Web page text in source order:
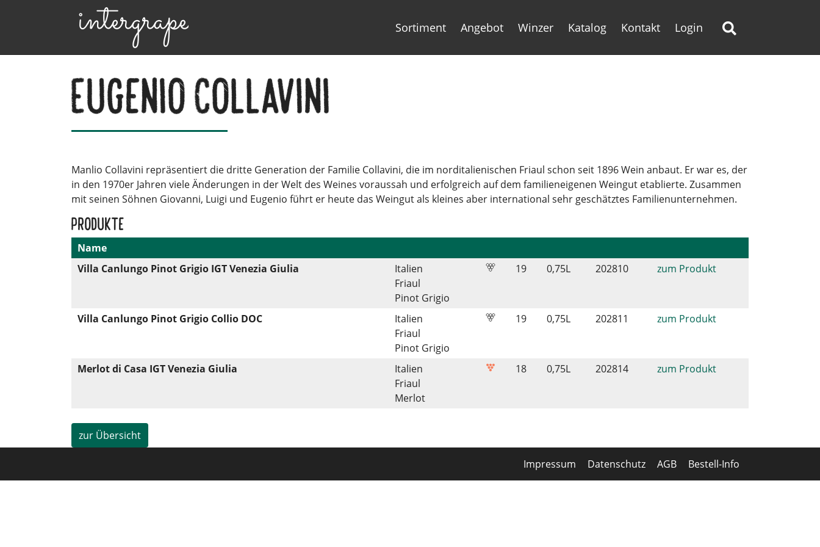
Sortiment Angebot Winzer Katalog Kontakt Login
Eugenio Collavini
Manlio Collavini repräsentiert die dritte Generation der Familie Collavini, die im norditalienischen Friaul schon seit 1896 Wein anbaut. Er war es, der
in den 1970er Jahren viele Änderungen in der Welt des Weines voraussah und erfolgreich auf dem familieneigenen Weingut etablierte. Zusammen
mit seinen Söhnen Giovanni, Luigi und Eugenio führt er heute das Weingut als kleines aber international sehr geschätztes Familienunternehmen.
Produkte
Name
Villa Canlungo Pinot Grigio IGT Venezia Giulia
Italien
Friaul
Pinot Grigio
19 0,75L 202810 zum Produkt
Villa Canlungo Pinot Grigio Collio DOC
Italien
Friaul
Pinot Grigio
19 0,75L 202811 zum Produkt
Merlot di Casa IGT Venezia Giulia
Italien
Friaul
Merlot
18 0,75L 202814 zum Produkt
zur Übersicht
Impressum Datenschutz AGB Bestell-Info